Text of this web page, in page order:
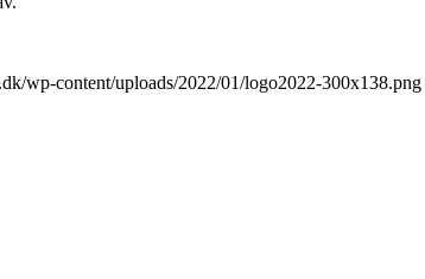
wp-content/uploads/2022/01/logo2022-300x138.png